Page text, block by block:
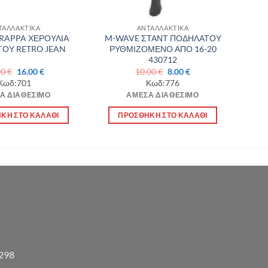
ΧΕΡΟΥΛΙΑ
RETRO JEAN
€ Original
price
was:
21.90 €.
16.00€Η
είναι:
16.00 €.
ΔΙΑΘΈΣΙΜΟ
ΣΤΟ ΚΑΛΆΘΙ
ΑΝΤΑΛΛΑΚΤΙΚΑ
M-WAVE ΣΤΑΝΤ ΠΟΔΗΛΑΤΟΥ
ΡΥΘΜΙΖΟΜΕΝΟ ΑΠΟ 16-20
430712
10.00€ Original
price
was:
10.00 €.
8.00€Η
είναι:
8.00 €.
Κωδ:776
ΆΜΕΣΑ ΔΙΑΘΈΣΙΜΟ
ΠΡΟΣΘΉΚΗ ΣΤΟ ΚΑΛΆΘΙ